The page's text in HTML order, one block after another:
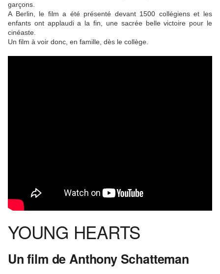
garçons.
A Berlin, le film a été présenté devant 1500 collégiens et les
enfants ont applaudi a la fin, une sacrée belle victoire pour le
cinéaste.
Un film à voir donc, en famille, dès le collège.
YOUNG HEARTS
Un film de Anthony Schatteman